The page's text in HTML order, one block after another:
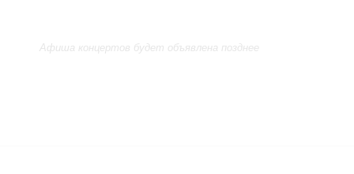
Афиша концертов будет объявлена позднее